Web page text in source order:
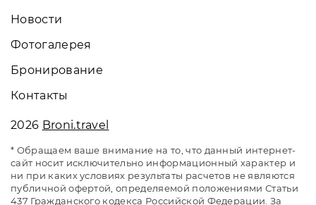
Новости
Фотогалерея
Бронирование
Контакты
2026 Broni.travel
* Обращаем ваше внимание на то, что данный интернет-
сайт носит исключительно информационный характер и
ни при каких условиях результаты расчетов не являются
публичной офертой, определяемой положениями Статьи
437 Гражданского кодекса Российской Федерации. За